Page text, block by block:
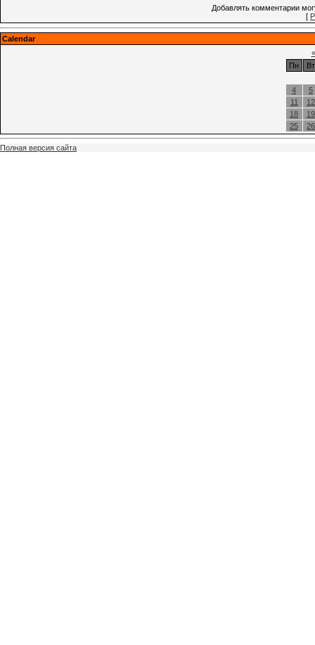
Добавлять комментарии
[
Calendar
«
Пн
Вт
4
5
11
12
18
19
25
26
Полная версия сайта